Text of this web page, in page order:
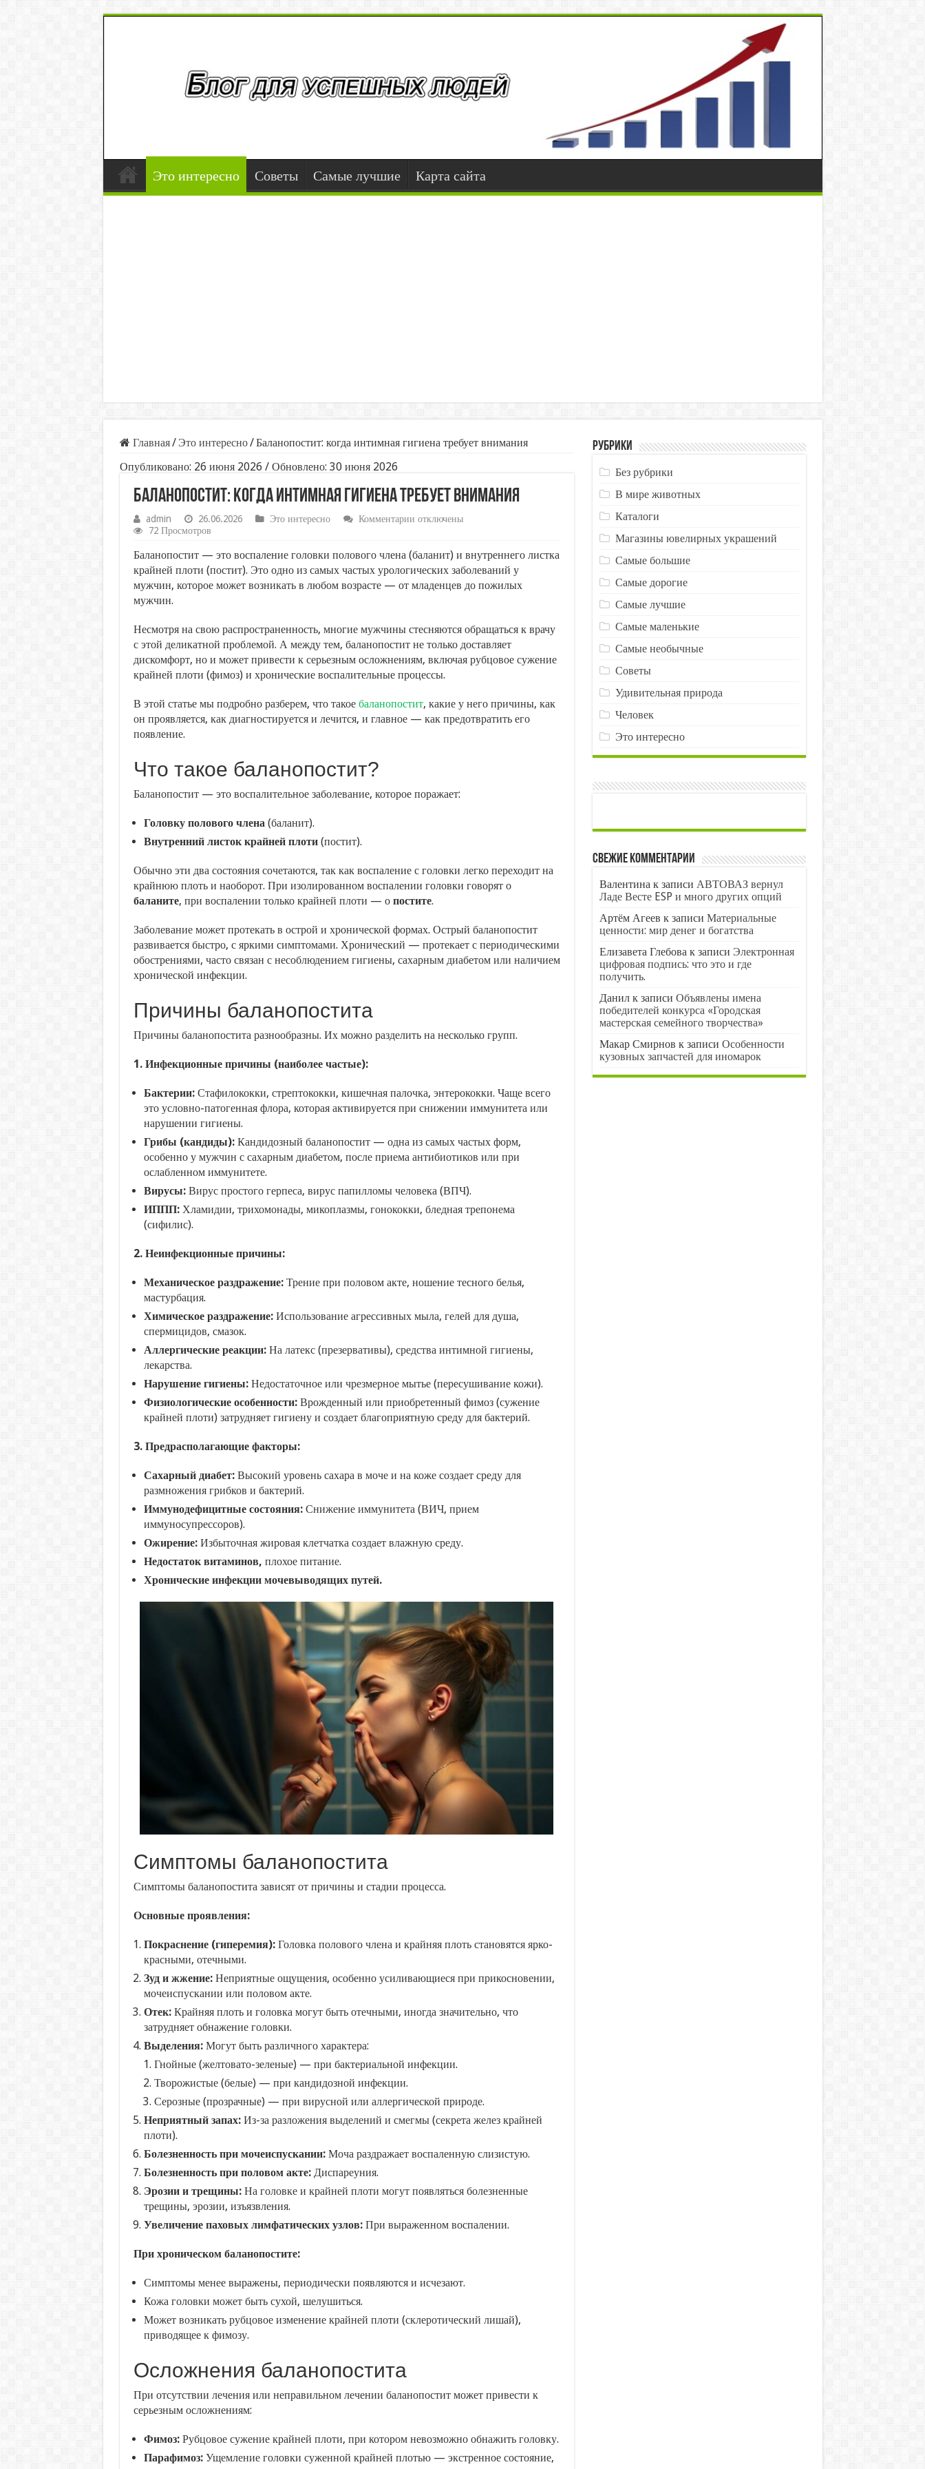
Это интересно Советы Самые лучшие Карта сайта
Главная/ Это интересно/Баланопостит: когда интимная гигиена требует внимания
Опубликовано: 26 июня 2026 / Обновлено: 30 июня 2026
Баланопостит: когда интимная гигиена требует внимания
admin 26.06.2026 Это интересно Комментариик
когда
гигиена
требует
отключены
72 Просмотров
Баланопостит — это воспаление головки полового члена (баланит) и внутреннего листка
крайней плоти (постит). Это одно из самых частых урологических заболеваний у
мужчин, которое может возникать в любом возрасте — от младенцев до пожилых
мужчин.
Несмотря на свою распространенность, многие мужчины стесняются обращаться к врачу
с этой деликатной проблемой. А между тем, баланопостит не только доставляет
дискомфорт, но и может привести к серьезным осложнениям, включая рубцовое сужение
крайней плоти (фимоз) и хронические воспалительные процессы.
В этой статье мы подробно разберем, что такое баланопостит, какие у него причины, как
он проявляется, как диагностируется и лечится, и главное — как предотвратить его
появление.
Что такое баланопостит?
Баланопостит — это воспалительное заболевание, которое поражает:
Головку полового члена(баланит).
Внутренний листок крайней плоти(постит).
Обычно эти два состояния сочетаются, так как воспаление с головки легко переходит на
крайнюю плоть и наоборот. При изолированном воспалении головки говорят о
баланите, при воспалении только крайней плоти — о постите.
Заболевание может протекать в острой и хронической формах. Острый баланопостит
развивается быстро, с яркими симптомами. Хронический — протекает с периодическими
обострениями, часто связан с несоблюдением гигиены, сахарным диабетом или наличием
хронической инфекции.
Причины баланопостита
Причины баланопостита разнообразны. Их можно разделить на несколько групп.
1. Инфекционные причины (наиболее частые):
Бактерии:Стафилококки, стрептококки, кишечная палочка, энтерококки. Чаще всего
это условно-патогенная флора, которая активируется при снижении иммунитета или
нарушении гигиены.
Грибы (кандиды):Кандидозный баланопостит — одна из самых частых форм,
особенно у мужчин с сахарным диабетом, после приема антибиотиков или при
ослабленном иммунитете.
Вирусы:Вирус простого герпеса, вирус папилломы человека (ВПЧ).
ИППП:Хламидии, трихомонады, микоплазмы, гонококки, бледная трепонема
(сифилис).
2. Неинфекционные причины:
Механическое раздражение:Трение при половом акте, ношение тесного белья,
мастурбация.
Химическое раздражение:Использование агрессивных мыла, гелей для душа,
спермицидов, смазок.
Аллергические реакции:На латекс (презервативы), средства интимной гигиены,
лекарства.
Нарушение гигиены:Недостаточное или чрезмерное мытье (пересушивание кожи).
Физиологические особенности:Врожденный или приобретенный фимоз (сужение
крайней плоти) затрудняет гигиену и создает благоприятную среду для бактерий.
3. Предрасполагающие факторы:
Сахарный диабет:Высокий уровень сахара в моче и на коже создает среду для
размножения грибков и бактерий.
Иммунодефицитные состояния:Снижение иммунитета (ВИЧ, прием
иммуносупрессоров).
Ожирение:Избыточная жировая клетчатка создает влажную среду.
Недостаток витаминов, плохое питание.
Хронические инфекции мочевыводящих путей.
Симптомы баланопостита
Симптомы баланопостита зависят от причины и стадии процесса.
Основные проявления:
Покраснение (гиперемия):Головка полового члена и крайняя плоть становятся ярко-
красными, отечными.
Зуд и жжение:Неприятные ощущения, особенно усиливающиеся при прикосновении,
мочеиспускании или половом акте.
Отек:Крайняя плоть и головка могут быть отечными, иногда значительно, что
затрудняет обнажение головки.
Выделения:Могут быть различного характера:
Гнойные (желтовато-зеленые) — при бактериальной инфекции.
Творожистые (белые) — при кандидозной инфекции.
Серозные (прозрачные) — при вирусной или аллергической природе.
Неприятный запах:Из-за разложения выделений и смегмы (секрета желез крайней
плоти).
Болезненность при мочеиспускании:Моча раздражает воспаленную слизистую.
Болезненность при половом акте:Диспареуния.
Эрозии и трещины:На головке и крайней плоти могут появляться болезненные
трещины, эрозии, изъязвления.
Увеличение паховых лимфатических узлов:При выраженном воспалении.
При хроническом баланопостите:
Симптомы менее выражены, периодически появляются и исчезают.
Кожа головки может быть сухой, шелушиться.
Может возникать рубцовое изменение крайней плоти (склеротический лишай),
приводящее к фимозу.
Осложнения баланопостита
При отсутствии лечения или неправильном лечении баланопостит может привести к
серьезным осложнениям:
Фимоз:Рубцовое сужение крайней плоти, при котором невозможно обнажить головку.
Парафимоз:Ущемление головки суженной крайней плотью — экстренное состояние,
Рубрики
Без рубрики
В мире животных
Каталоги
Магазины ювелирных украшений
Самые большие
Самые дорогие
Самые лучшие
Самые маленькие
Самые необычные
Советы
Удивительная природа
Человек
Это интересно
Свежие комментарии
Валентинак записи АВТОВАЗ вернул
Ладе Весте ESP и много других опций
Артём Агеев к записи Материальные
ценности: мир денег и богатства
Елизавета Глебовак записи Электронная
цифровая подпись: что это и где
получить.
Данилк записи Объявлены имена
победителей конкурса «Городская
мастерская семейного творчества»
Макар Смирнов к записи Особенности
кузовных запчастей для иномарок